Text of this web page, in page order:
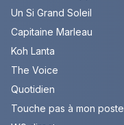
Un Si Grand Soleil
Capitaine Marleau
Koh Lanta
The Voice
Quotidien
Touche pas à mon poste